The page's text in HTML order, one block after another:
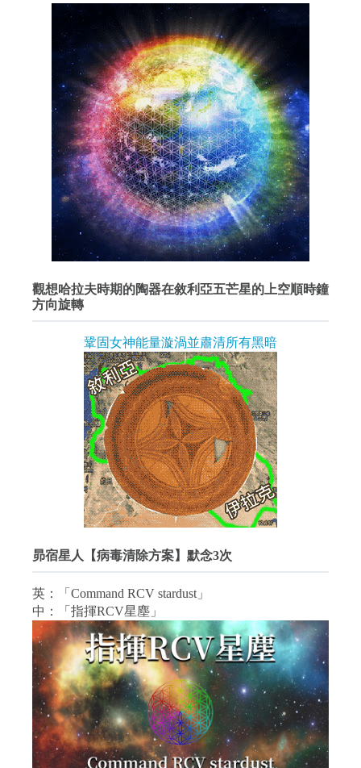
觀想哈拉夫時期的陶器在敘利亞五芒星的上空順時鐘
方向旋轉
鞏固女神能量漩渦並肅清所有黑暗
昴宿星人【病毒清除方案】默念3次
英：「Command RCV stardust」
中：「指揮RCV星塵」